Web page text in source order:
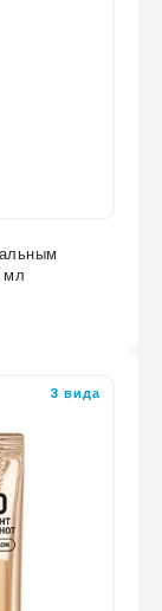
мл
3 вида